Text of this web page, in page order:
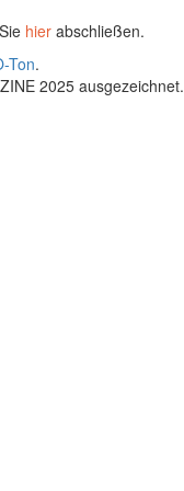
hier abschließen.
Ton.
2025 ausgezeichnet.